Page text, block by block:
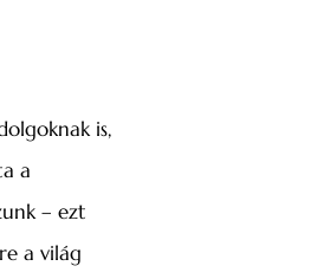
is,
a
– ezt
a világ